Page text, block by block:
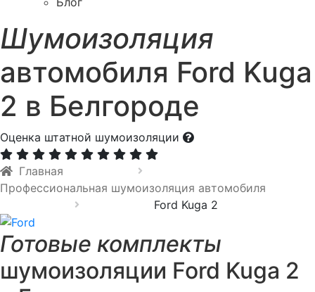
Шумоизоляция
автомобиля Ford Kuga
2 в Белгороде
Оценка штатной шумоизоляции
Главная
Профессиональная шумоизоляция автомобиля
Ford Kuga 2
Готовые комплекты
шумоизоляции Ford Kuga 2